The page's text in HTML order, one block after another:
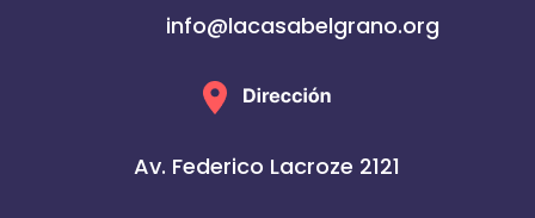
info@lacasabelgrano.org
Av. Federico Lacroze 2121